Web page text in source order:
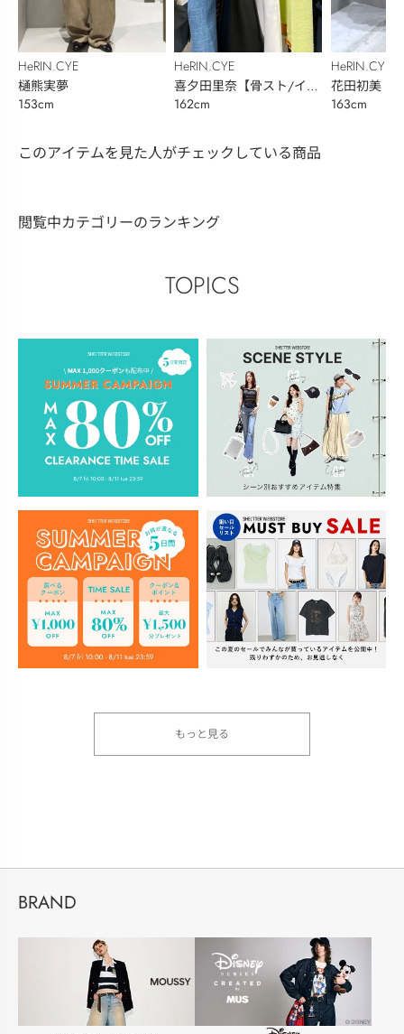
HeRIN.CYE
樋熊実夢
153cm
HeRIN.CYE
喜夕田里奈【骨スト/イエ
ベ秋】
162cm
HeRIN.CYE
花田初美
163cm
このアイテムを見た人がチェックしている商品
閲覧中カテゴリーのランキング
TOPICS
もっと見る
BRAND